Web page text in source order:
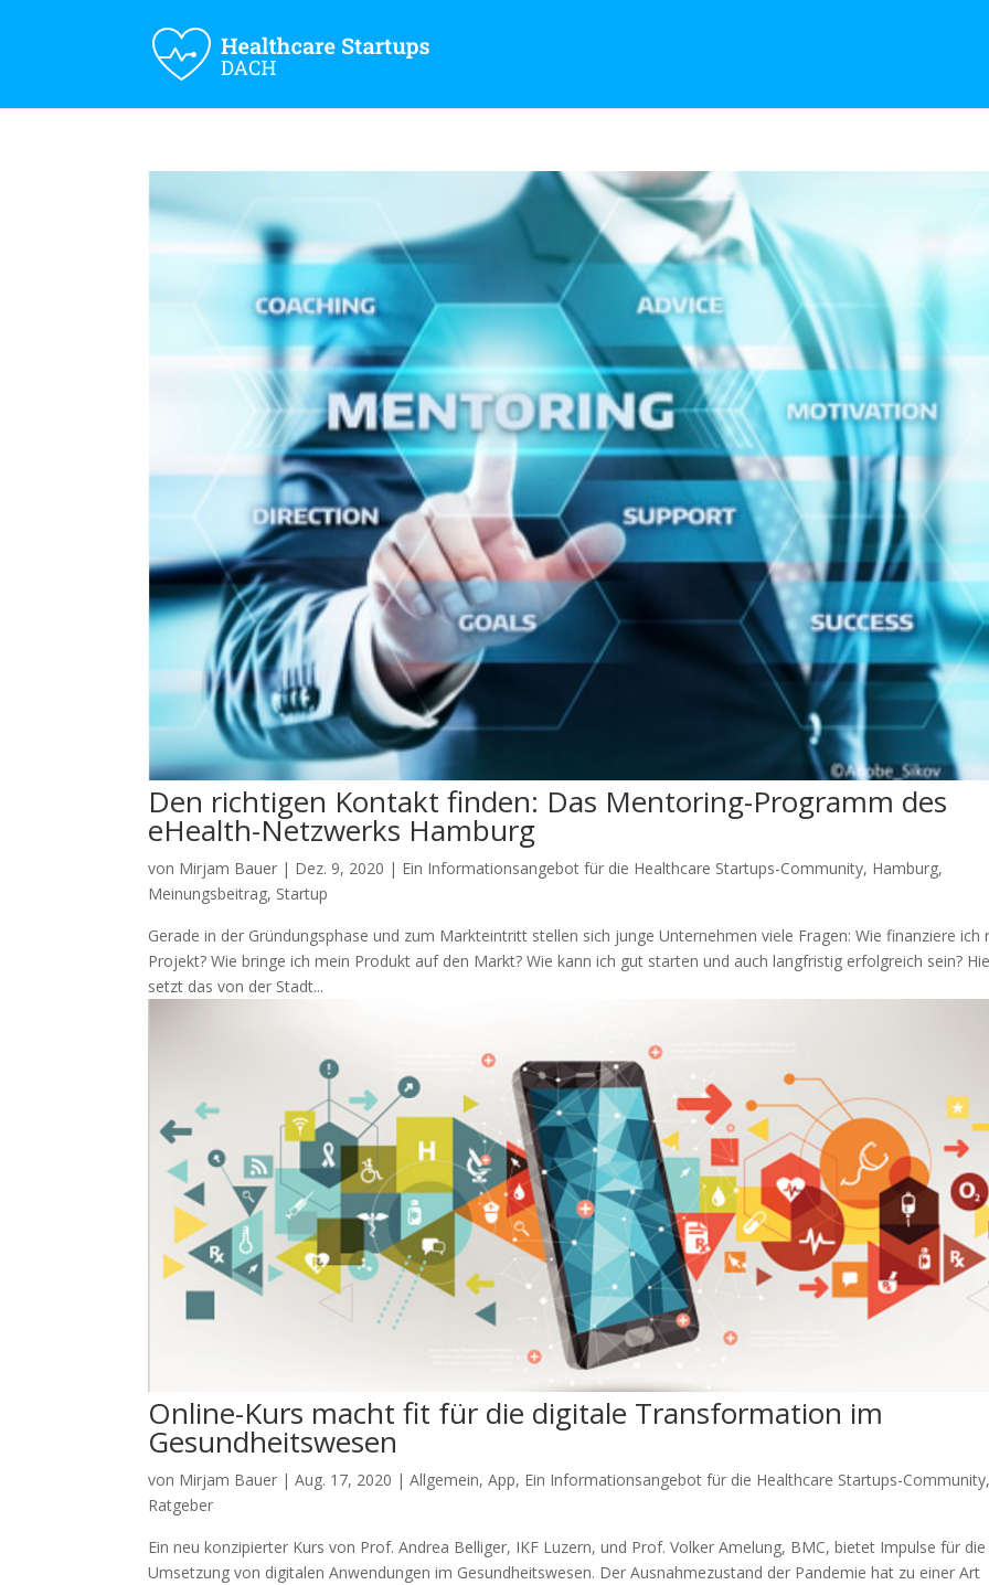
Den richtigen Kontakt finden: Das Mentoring-Programm des
eHealth-Netzwerks Hamburg
von Mirjam Bauer | Dez. 9, 2020 | Ein Informationsangebot für die Healthcare Startups-Community, Hamburg,
Meinungsbeitrag, Startup
Gerade in der Gründungsphase und zum Markteintritt stellen sich junge Unternehmen viele Fragen: Wie finanziere ich
Projekt? Wie bringe ich mein Produkt auf den Markt? Wie kann ich gut starten und auch langfristig erfolgreich sein?
setzt das von der Stadt...
Online-Kurs macht fit für die digitale Transformation im
Gesundheitswesen
von Mirjam Bauer |Aug. 17, 2020 |Allgemein,App, Ein Informationsangebot für die Healthcare Startups-Community
Ratgeber
Ein neu konzipierter Kurs von Prof. Andrea Belliger, IKF Luzern, und Prof. Volker Amelung, BMC, bietet Impulse für die
Umsetzung von digitalen Anwendungen im Gesundheitswesen. Der Ausnahmezustand der Pandemie hat zu einer Art